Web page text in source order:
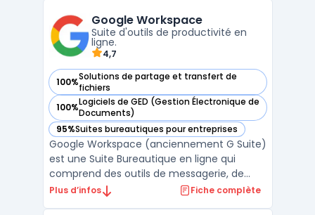
Google Workspace
Suite d'outils de productivité en
ligne.
4,7
100%Solutions de partage et transfert de
fichiers
— voir Google Workspace dans cette catégorie
100%Logiciels de GED (Gestion Électronique de
Documents)
— voir Google Workspace dans cette catégorie
95%Suites bureautiques pour entreprises
— voir Google Workspace dans cette catégorie
Google Workspace (anciennement G Suite)
est une Suite Bureautique en ligne qui
comprend des outils de messagerie, de
stockage, de partage et de collaboration.
Plus d’infos Fiche complète